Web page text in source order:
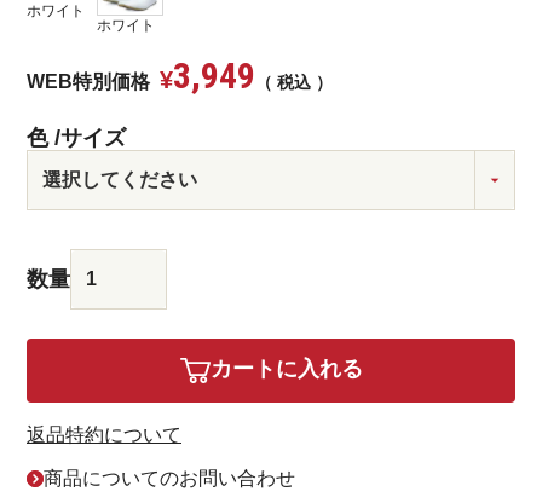
ホワイト
ホワイト
WEB特別価格 ¥3,949 税込
色 サイズ
カートに入れる
返品特約について
商品についてのお問い合わせ